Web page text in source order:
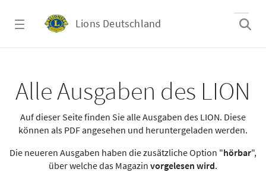
Lions Deutschland
Alle Ausgaben des LION
Auf dieser Seite finden Sie alle Ausgaben des LION. Diese
können als PDF angesehen und heruntergeladen werden.
Die neueren Ausgaben haben die zusätzliche Option "hörbar",
über welche das Magazin vorgelesen wird.